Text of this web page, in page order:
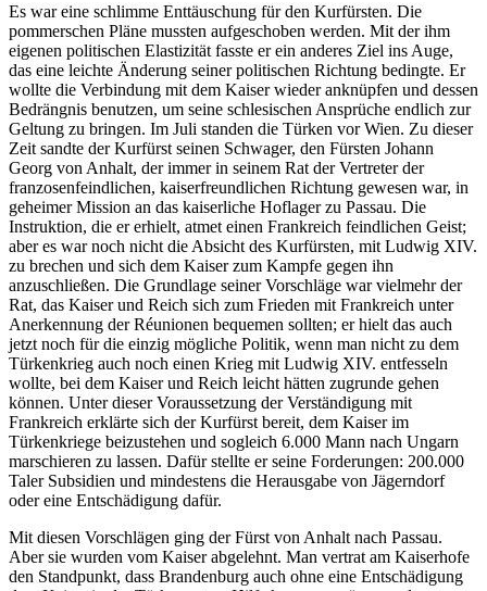
Es war eine schlimme Enttäuschung für den Kurfürsten. Die
pommerschen Pläne mussten aufgeschoben werden. Mit der ihm
eigenen politischen Elastizität fasste er ein anderes Ziel ins Auge,
das eine leichte Änderung seiner politischen Richtung bedingte. Er
wollte die Verbindung mit dem Kaiser wieder anknüpfen und dessen
Bedrängnis benutzen, um seine schlesischen Ansprüche endlich zur
Geltung zu bringen. Im Juli standen die Türken vor Wien. Zu dieser
Zeit sandte der Kurfürst seinen Schwager, den Fürsten Johann
Georg von Anhalt, der immer in seinem Rat der Vertreter der
franzosenfeindlichen, kaiserfreundlichen Richtung gewesen war, in
geheimer Mission an das kaiserliche Hoflager zu Passau. Die
Instruktion, die er erhielt, atmet einen Frankreich feindlichen Geist;
aber es war noch nicht die Absicht des Kurfürsten, mit Ludwig XIV.
zu brechen und sich dem Kaiser zum Kampfe gegen ihn
anzuschließen. Die Grundlage seiner Vorschläge war vielmehr der
Rat, das Kaiser und Reich sich zum Frieden mit Frankreich unter
Anerkennung der Réunionen bequemen sollten; er hielt das auch
jetzt noch für die einzig mögliche Politik, wenn man nicht zu dem
Türkenkrieg auch noch einen Krieg mit Ludwig XIV. entfesseln
wollte, bei dem Kaiser und Reich leicht hätten zugrunde gehen
können. Unter dieser Voraussetzung der Verständigung mit
Frankreich erklärte sich der Kurfürst bereit, dem Kaiser im
Türkenkriege beizustehen und sogleich 6.000 Mann nach Ungarn
marschieren zu lassen. Dafür stellte er seine Forderungen: 200.000
Taler Subsidien und mindestens die Herausgabe von Jägerndorf
oder eine Entschädigung dafür.
Mit diesen Vorschlägen ging der Fürst von Anhalt nach Passau.
Aber sie wurden vom Kaiser abgelehnt. Man vertrat am Kaiserhofe
den Standpunkt, dass Brandenburg auch ohne eine Entschädigung